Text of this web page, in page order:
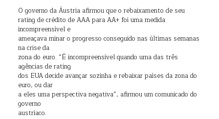
O governo da Áustria afirmou que o rebaixamento de seu
rating de crédito de AAA para AA+ foi uma medida
incompreensível e
ameaçava minar o progresso conseguido nas últimas semanas
na crise da
zona do euro. “É incompreensível quando uma das três
agências de rating
dos EUA decide avançar sozinha e rebaixar países da zona do
euro, ou dar
a eles uma perspectiva negativa”, afirmou um comunicado do
governo
austríaco.